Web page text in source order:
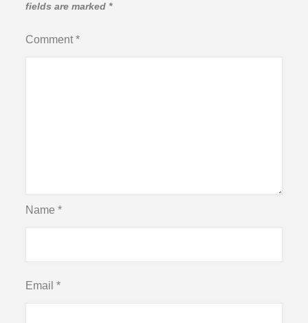
fields are marked *
Comment*
Name*
Email*